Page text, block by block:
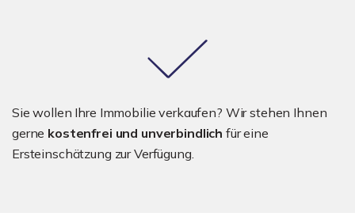
Sie wollen Ihre Immobilie verkaufen? Wir stehen Ihnen
gerne kostenfrei und unverbindlich für eine
Ersteinschätzung zur Verfügung.